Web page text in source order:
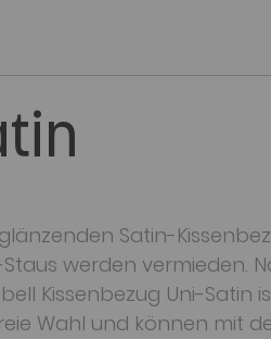
Satin-
werden vermieden.
Kissenbezug Uni-
Wahl und können mit